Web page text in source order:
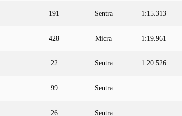
191 Sentra 1:15.313
428 Micra 1:19.961
22 Sentra 1:20.526
99 Sentra
26 Sentra